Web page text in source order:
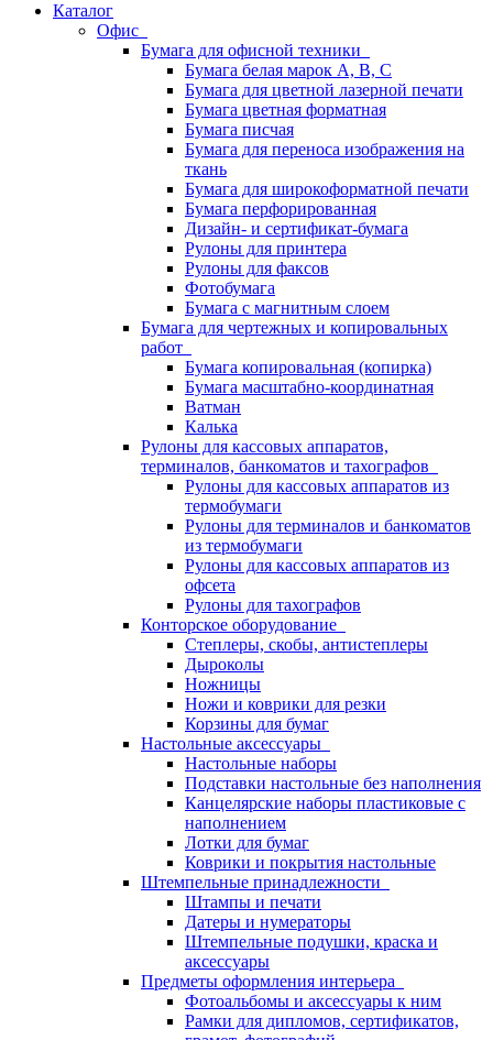
Каталог
Офис
Бумага для офисной техники
Бумага белая марок А, В, С
Бумага для цветной лазерной печати
Бумага цветная форматная
Бумага писчая
Бумага для переноса изображения на
ткань
Бумага для широкоформатной печати
Бумага перфорированная
Дизайн- и сертификат-бумага
Рулоны для принтера
Рулоны для факсов
Фотобумага
Бумага с магнитным слоем
Бумага для чертежных и копировальных
работ
Бумага копировальная (копирка)
Бумага масштабно-координатная
Ватман
Калька
Рулоны для кассовых аппаратов,
терминалов, банкоматов и тахографов
Рулоны для кассовых аппаратов из
термобумаги
Рулоны для терминалов и банкоматов
из термобумаги
Рулоны для кассовых аппаратов из
офсета
Рулоны для тахографов
Конторское оборудование
Степлеры, скобы, антистеплеры
Дыроколы
Ножницы
Ножи и коврики для резки
Корзины для бумаг
Настольные аксессуары
Настольные наборы
Подставки настольные без наполнения
Канцелярские наборы пластиковые с
наполнением
Лотки для бумаг
Коврики и покрытия настольные
Штемпельные принадлежности
Штампы и печати
Датеры и нумераторы
Штемпельные подушки, краска и
аксессуары
Предметы оформления интерьера
Фотоальбомы и аксессуары к ним
Рамки для дипломов, сертификатов,